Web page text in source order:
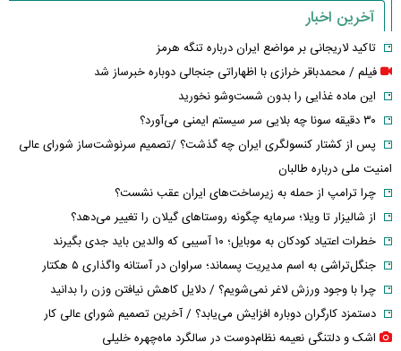
آخرین اخبار
تاکید لاریجانی بر مواضع ایران درباره تنگه هرمز
فیلم / محمدباقر خرازی با اظهاراتی جنجالی دوباره خبرساز شد
این ماده غذایی را بدون شست‌وشو نخورید
۳۰ دقیقه سونا چه بلایی سر سیستم ایمنی می‌آورد؟
پس از کشتار کنسولگری ایران چه گذشت؟ /تصمیم سرنوشت‌ساز شورای عالی
امنیت ملی درباره طالبان
چرا ترامپ از حمله به زیرساخت‌های ایران عقب نشست؟
از شالیزار تا ویلا؛ سرمایه چگونه روستاهای گیلان را تغییر می‌دهد؟
خطرات اعتیاد کودکان به موبایل؛ ۱۰ آسیبی که والدین باید جدی بگیرند
جنگل‌تراشی به اسم مدیریت پسماند؛ سراوان در آستانه واگذاری ۵ هکتار
چرا با وجود ورزش لاغر نمی‌شویم؟ / دلایل کاهش نیافتن وزن را بدانید
دستمزد کارگران دوباره افزایش می‌یابد؟ / آخرین تصمیم شورای عالی کار
اشک و دلتنگی نعیمه نظام‌دوست در سالگرد ماه‌چهره خلیلی